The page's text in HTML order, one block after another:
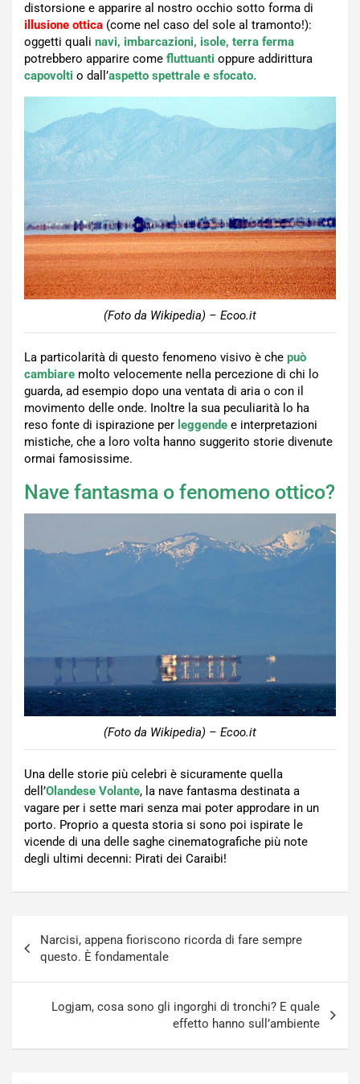
distorsione e apparire al nostro occhio sotto forma di
illusione ottica (come nel caso del sole al tramonto!):
oggetti quali navi, imbarcazioni, isole, terra ferma
potrebbero apparire come fluttuanti oppure addirittura
capovolti o dall’aspetto spettrale e sfocato.
(Foto da Wikipedia) – Ecoo.it
La particolarità di questo fenomeno visivo è che può
cambiare molto velocemente nella percezione di chi lo
guarda, ad esempio dopo una ventata di aria o con il
movimento delle onde. Inoltre la sua peculiarità lo ha
reso fonte di ispirazione per leggende e interpretazioni
mistiche, che a loro volta hanno suggerito storie divenute
ormai famosissime.
Nave fantasma o fenomeno ottico?
(Foto da Wikipedia) – Ecoo.it
Una delle storie più celebri è sicuramente quella
dell’Olandese Volante, la nave fantasma destinata a
vagare per i sette mari senza mai poter approdare in un
porto. Proprio a questa storia si sono poi ispirate le
vicende di una delle saghe cinematografiche più note
degli ultimi decenni: Pirati dei Caraibi!
articoli
Narcisi, appena fioriscono ricorda di fare sempre
questo. È fondamentale
Logjam, cosa sono gli ingorghi di tronchi? E quale
effetto hanno sull’ambiente